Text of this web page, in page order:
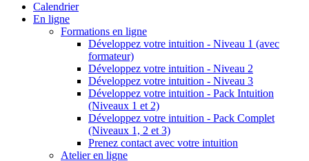
Calendrier
En ligne
Formations en ligne
Développez votre intuition - Niveau 1 (avec
formateur)
Développez votre intuition - Niveau 2
Développez votre intuition - Niveau 3
Développez votre intuition - Pack Intuition
(Niveaux 1 et 2)
Développez votre intuition - Pack Complet
(Niveaux 1, 2 et 3)
Prenez contact avec votre intuition
Atelier en ligne